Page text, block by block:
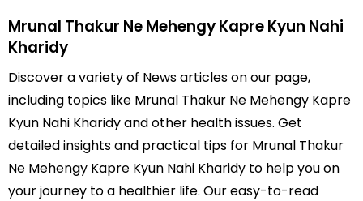
Mrunal Thakur Ne Mehengy Kapre Kyun Nahi
Kharidy
Discover a variety of News articles on our page,
including topics like Mrunal Thakur Ne Mehengy Kapre
Kyun Nahi Kharidy and other health issues. Get
detailed insights and practical tips for Mrunal Thakur
Ne Mehengy Kapre Kyun Nahi Kharidy to help you on
your journey to a healthier life. Our easy-to-read